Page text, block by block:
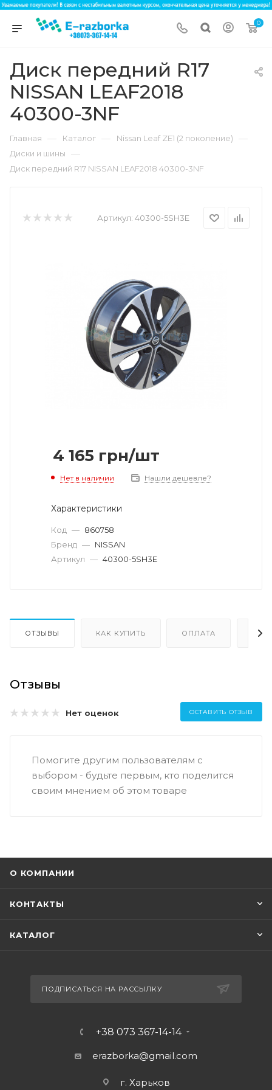
0
Диск передний R17
NISSAN LEAF2018
40300-3NF
Главная — Каталог — Nissan Leaf ZE1 (2 поколение) —
Диски и шины —
Диск передний R17 NISSAN LEAF2018 40300-3NF
Артикул: 40300-5SH3E
4 165 грн/шт
Нет в наличии Нашли дешевле?
Характеристики
Код — 860758
Бренд — NISSAN
Артикул — 40300-5SH3E
ОТЗЫВЫ КАК КУПИТЬ ОПЛАТА
Отзывы
Нет оценок ОСТАВИТЬ ОТЗЫВ
Помогите другим пользователям с
выбором - будьте первым, кто поделится
своим мнением об этом товаре
О КОМПАНИИ
КОНТАКТЫ
КАТАЛОГ
ПОДПИСАТЬСЯ НА РАССЫЛКУ
+38 073 367-14-14
erazborka@gmail.com
г. Харьков